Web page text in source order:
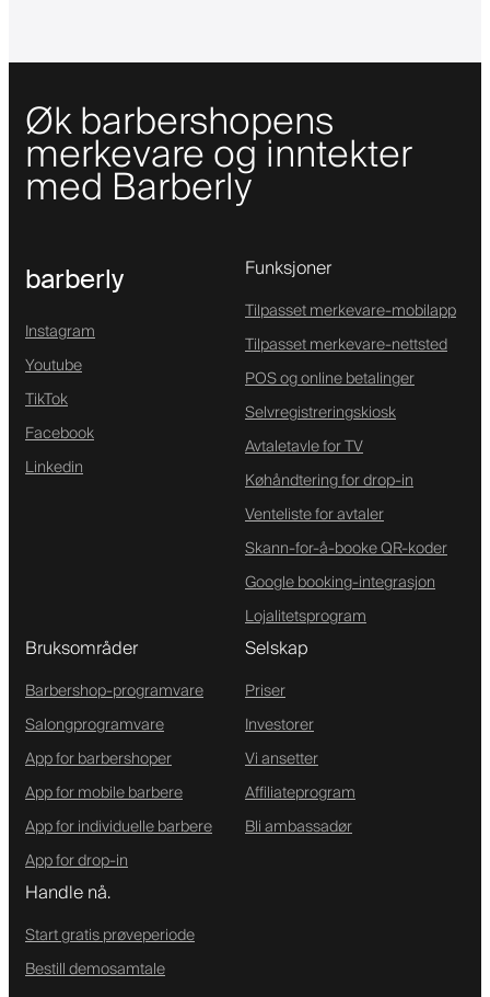
Øk barbershopens
merkevare og inntekter
med Barberly
barberly
Instagram
Youtube
TikTok
Facebook
Linkedin
Funksjoner
Tilpasset merkevare-mobilapp
Tilpasset merkevare-nettsted
POS og online betalinger
Selvregistreringskiosk
Avtaletavle for TV
Køhåndtering for drop-in
Venteliste for avtaler
Skann-for-å-booke QR-koder
Google booking-integrasjon
Lojalitetsprogram
Bruksområder
Barbershop-programvare
Salongprogramvare
App for barbershoper
App for mobile barbere
App for individuelle barbere
App for drop-in
Selskap
Priser
Investorer
Vi ansetter
Affiliateprogram
Bli ambassadør
Handle nå.
Start gratis prøveperiode
Bestill demosamtale